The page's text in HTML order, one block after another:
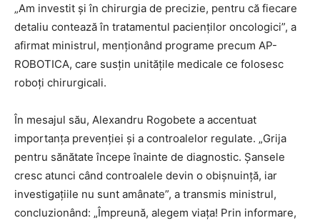
„Am investit și în chirurgia de precizie, pentru că fiecare
detaliu contează în tratamentul pacienților oncologici”, a
afirmat ministrul, menționând programe precum AP-
ROBOTICA, care susțin unitățile medicale ce folosesc
roboți chirurgicali.
În mesajul său, Alexandru Rogobete a accentuat
importanța prevenției și a controalelor regulate. „Grija
pentru sănătate începe înainte de diagnostic. Șansele
cresc atunci când controalele devin o obișnuință, iar
investigațiile nu sunt amânate”, a transmis ministrul,
concluzionând: „Împreună, alegem viața! Prin informare,